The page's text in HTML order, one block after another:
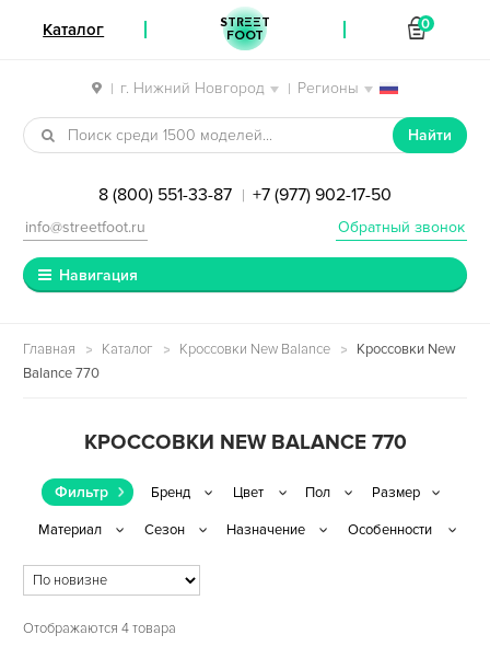
| г. Нижний Новгород | Регионы
Перейти к навигации
Перейти к содержимому
Найти
8 (800) 551-33-87 | +7 (977) 902-17-50
Обратный звонок
info@streetfoot.ru
Навигация
Главная Каталог Кроссовки New Balance
Кроссовки New
Balance 770
КРОССОВКИ NEW BALANCE 770
Фильтр
Отображаются 4 товара
Каталог STREET
FOOT
0